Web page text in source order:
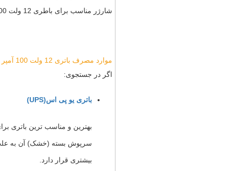
شارژر مناسب برای باطری 12 ولت 100 آمپر برای شارژ مستقیم،شارژری با ولت 14/4 و ظرفیتی معادل 12 الی 13 آمپر ساعت می باشد.
موارد مصرف باتری 12 ولت 100 آمپر
اگر در جستجوی:
باتری یو پی اس(UPS)
بهترین و مناسب ترین
سرپوش بسته (خشک) آن به علت
بیشتری قرار دارد.